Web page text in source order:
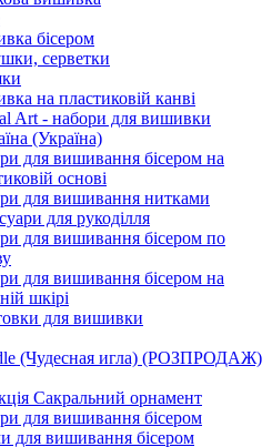
бісером
серветки
на пластиковій канві
Art - набори для вишивки
(Україна)
для вишивання бісером на
основі
для вишивання нитками
для рукоділля
для вишивання бісером по
для вишивання бісером на
шкірі
для вишивки
(Чудесная игла) (РОЗПРОДАЖ)
Сакральний орнамент
для вишивання бісером
для вишивання бісером